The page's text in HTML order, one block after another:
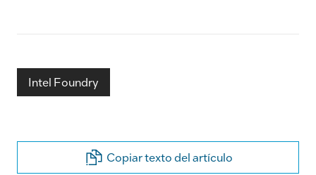
Intel Foundry
Copiar texto del artículo